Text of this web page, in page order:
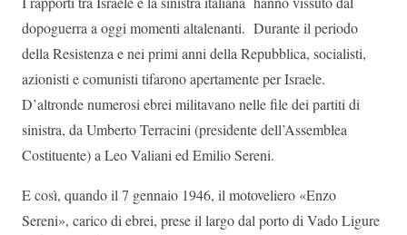
dopoguerra a oggi momenti altalenanti. Durante il periodo
della Resistenza e nei primi anni della Repubblica, socialisti,
azionisti e comunisti tifarono apertamente per Israele.
D’altronde numerosi ebrei militavano nelle file dei partiti di
sinistra, da Umberto Terracini (presidente dell’Assemblea
Costituente) a Leo Valiani ed Emilio Sereni.
E così, quando il 7 gennaio 1946, il motoveliero «Enzo
Sereni», carico di ebrei, prese il largo dal porto di Vado Ligure